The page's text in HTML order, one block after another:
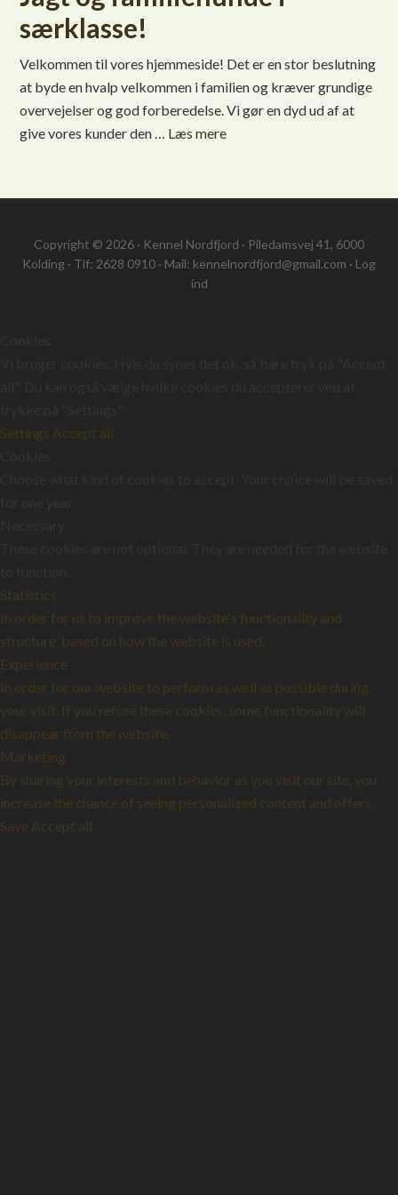
særklasse!
Velkommen til vores hjemmeside! Det er en stor beslutning
at byde en hvalp velkommen i familien og kræver grundige
overvejelser og god forberedelse. Vi gør en dyd ud af at
give vores kunder den … Læs mere
Copyright © 2026 · Kennel Nordfjord · Piledamsvej 41, 6000
Kolding · Tlf: 2628 0910 · Mail: kennelnordfjord@gmail.com · Log
ind
Settings Accept all
Statistics
In order for us to improve the website's functionality and
structure, based on how the website is used.
Experience
In order for our website to perform as well as possible during
your visit. If you refuse these cookies, some functionality will
disappear from the website.
Marketing
By sharing your interests and behavior as you visit our site, you
increase the chance of seeing personalized content and offers.
Save Accept all